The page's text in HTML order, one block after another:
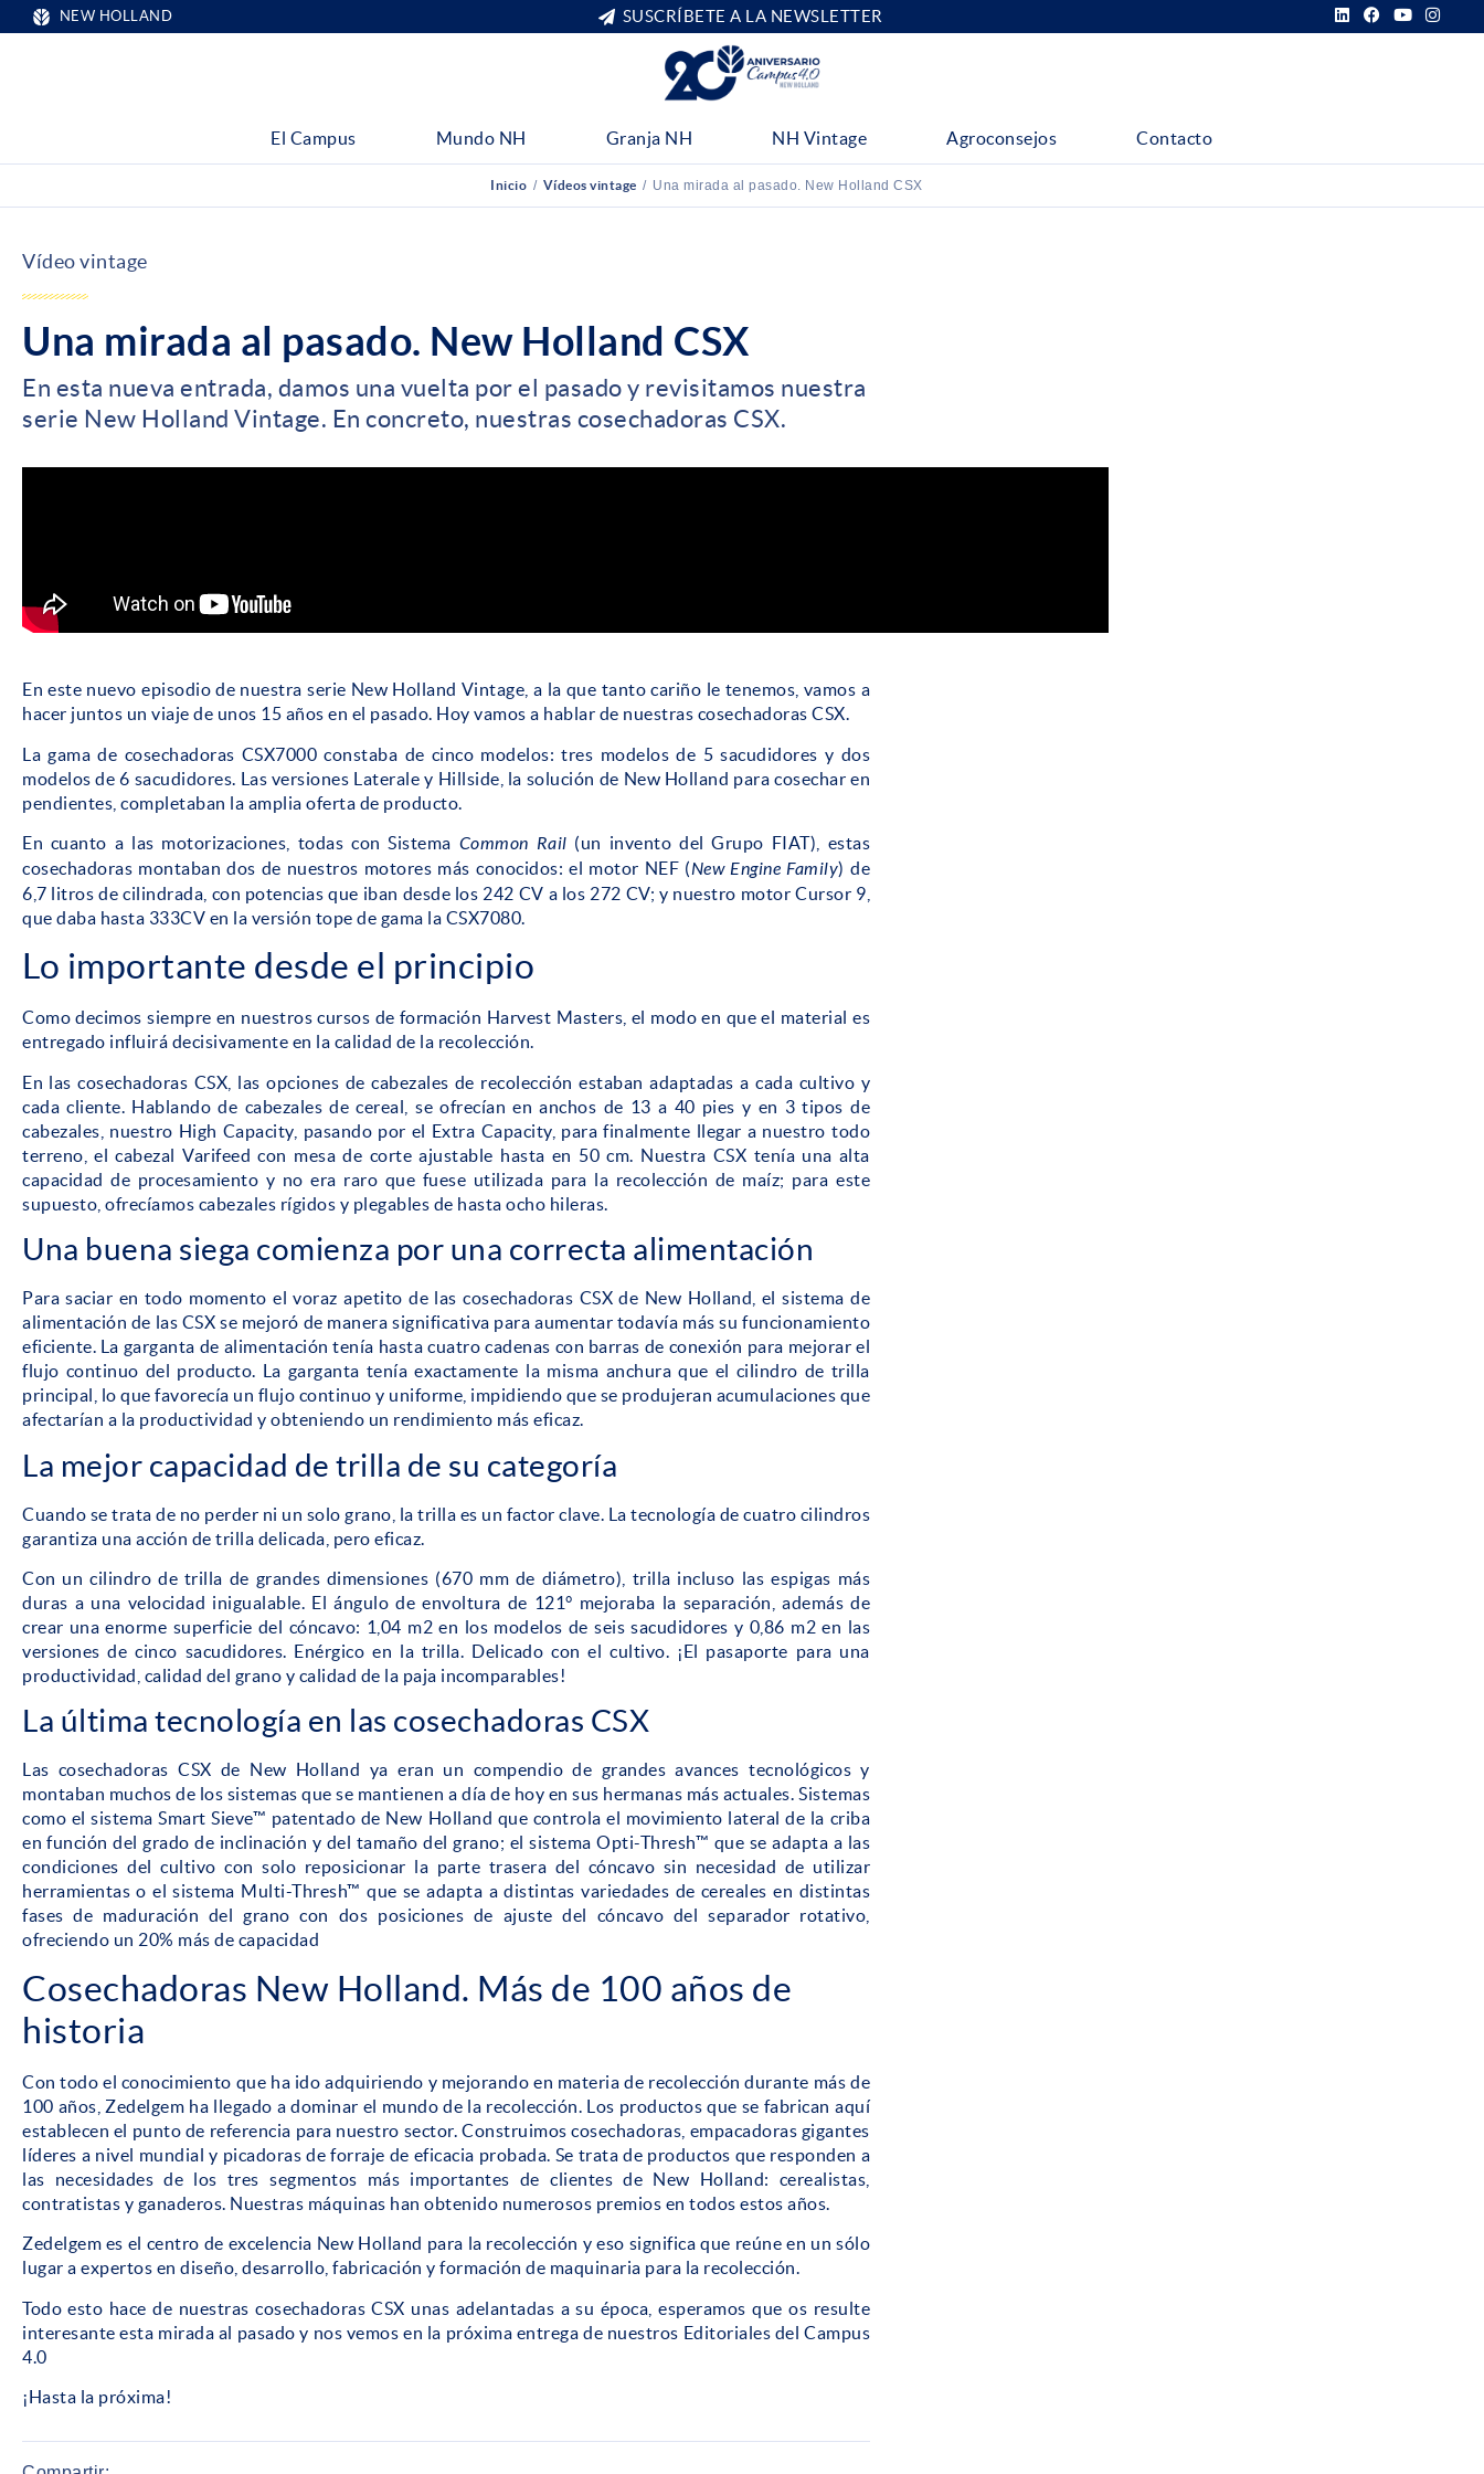
NEW HOLLAND SUSCRÍBETE A LA NEWSLETTER
El Campus Mundo NH Granja NH NH Vintage Agroconsejos Contacto
Inicio / Vídeos vintage / Una mirada al pasado. New Holland CSX
Vídeo vintage
Una mirada al pasado. New Holland CSX
En esta nueva entrada, damos una vuelta por el pasado y revisitamos nuestra
serie New Holland Vintage. En concreto, nuestras cosechadoras CSX.
En este nuevo episodio de nuestra serie New Holland Vintage, a la que tanto cariño le tenemos, vamos a
hacer juntos un viaje de unos 15 años en el pasado. Hoy vamos a hablar de nuestras cosechadoras CSX.
La gama de cosechadoras CSX7000 constaba de cinco modelos: tres modelos de 5 sacudidores y dos
modelos de 6 sacudidores. Las versiones Laterale y Hillside, la solución de New Holland para cosechar en
pendientes, completaban la amplia oferta de producto.
En cuanto a las motorizaciones, todas con Sistema Common Rail (un invento del Grupo FIAT), estas
cosechadoras montaban dos de nuestros motores más conocidos: el motor NEF (New Engine Family) de
6,7 litros de cilindrada, con potencias que iban desde los 242 CV a los 272 CV; y nuestro motor Cursor 9,
que daba hasta 333CV en la versión tope de gama la CSX7080.
Lo importante desde el principio
Como decimos siempre en nuestros cursos de formación Harvest Masters, el modo en que el material es
entregado influirá decisivamente en la calidad de la recolección.
En las cosechadoras CSX, las opciones de cabezales de recolección estaban adaptadas a cada cultivo y
cada cliente. Hablando de cabezales de cereal, se ofrecían en anchos de 13 a 40 pies y en 3 tipos de
cabezales, nuestro High Capacity, pasando por el Extra Capacity, para finalmente llegar a nuestro todo
terreno, el cabezal Varifeed con mesa de corte ajustable hasta en 50 cm. Nuestra CSX tenía una alta
capacidad de procesamiento y no era raro que fuese utilizada para la recolección de maíz; para este
supuesto, ofrecíamos cabezales rígidos y plegables de hasta ocho hileras.
Una buena siega comienza por una correcta alimentación
Para saciar en todo momento el voraz apetito de las cosechadoras CSX de New Holland, el sistema de
alimentación de las CSX se mejoró de manera significativa para aumentar todavía más su funcionamiento
eficiente. La garganta de alimentación tenía hasta cuatro cadenas con barras de conexión para mejorar el
flujo continuo del producto. La garganta tenía exactamente la misma anchura que el cilindro de trilla
principal, lo que favorecía un flujo continuo y uniforme, impidiendo que se produjeran acumulaciones que
afectarían a la productividad y obteniendo un rendimiento más eficaz.
La mejor capacidad de trilla de su categoría
Cuando se trata de no perder ni un solo grano, la trilla es un factor clave. La tecnología de cuatro cilindros
garantiza una acción de trilla delicada, pero eficaz.
Con un cilindro de trilla de grandes dimensiones (670 mm de diámetro), trilla incluso las espigas más
duras a una velocidad inigualable. El ángulo de envoltura de 121° mejoraba la separación, además de
crear una enorme superficie del cóncavo: 1,04 m2 en los modelos de seis sacudidores y 0,86 m2 en las
versiones de cinco sacudidores. Enérgico en la trilla. Delicado con el cultivo. ¡El pasaporte para una
productividad, calidad del grano y calidad de la paja incomparables!
La última tecnología en las cosechadoras CSX
Las cosechadoras CSX de New Holland ya eran un compendio de grandes avances tecnológicos y
montaban muchos de los sistemas que se mantienen a día de hoy en sus hermanas más actuales. Sistemas
como el sistema Smart Sieve™ patentado de New Holland que controla el movimiento lateral de la criba
en función del grado de inclinación y del tamaño del grano; el sistema Opti-Thresh™ que se adapta a las
condiciones del cultivo con solo reposicionar la parte trasera del cóncavo sin necesidad de utilizar
herramientas o el sistema Multi-Thresh™ que se adapta a distintas variedades de cereales en distintas
fases de maduración del grano con dos posiciones de ajuste del cóncavo del separador rotativo,
ofreciendo un 20% más de capacidad
Cosechadoras New Holland. Más de 100 años de
historia
Con todo el conocimiento que ha ido adquiriendo y mejorando en materia de recolección durante más de
100 años, Zedelgem ha llegado a dominar el mundo de la recolección. Los productos que se fabrican aquí
establecen el punto de referencia para nuestro sector. Construimos cosechadoras, empacadoras gigantes
líderes a nivel mundial y picadoras de forraje de eficacia probada. Se trata de productos que responden a
las necesidades de los tres segmentos más importantes de clientes de New Holland: cerealistas,
contratistas y ganaderos. Nuestras máquinas han obtenido numerosos premios en todos estos años.
Zedelgem es el centro de excelencia New Holland para la recolección y eso significa que reúne en un sólo
lugar a expertos en diseño, desarrollo, fabricación y formación de maquinaria para la recolección.
Todo esto hace de nuestras cosechadoras CSX unas adelantadas a su época, esperamos que os resulte
interesante esta mirada al pasado y nos vemos en la próxima entrega de nuestros Editoriales del Campus
4.0
¡Hasta la próxima!